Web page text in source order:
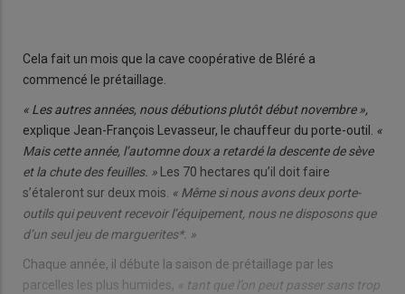
Cela fait un mois que la cave coopérative de Bléré a
commencé le prétaillage.
« Les autres années, nous débutions plutôt début novembre »,
explique Jean-François Levasseur, le chauffeur du porte-outil. «
Mais cette année, l’automne doux a retardé la descente de sève
et la chute des feuilles. »
Les 70 hectares qu’il doit faire
s’étaleront sur deux mois. « Même si nous avons deux porte-
outils qui peuvent recevoir l’équipement, nous ne disposons que
d’un seul jeu de marguerites*. »
Chaque année, il débute la saison de prétaillage par les
parcelles les plus humides, « tant que l’on peut passer sans trop